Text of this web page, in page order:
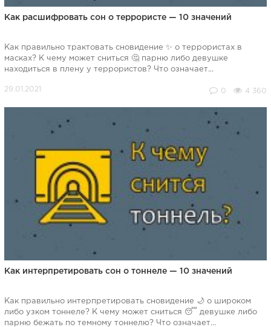
Как расшифровать сон о террористе — 10 значений
Как правильно трактовать сновидение ✨ о террористах в
масках? К чему может сниться 🤔 парню либо девушке
находиться в плену у террористов? Что означает...
0 4 360
Как интерпретировать сон о тоннеле — 10 значений
Как правильно интерпретировать сновидение 🌙 о широком
либо узком тоннеле? К чему может сниться 😴 девушке либо
парню бежать по темному тоннелю? Что означает...